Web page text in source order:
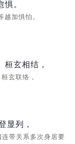
。
越加惧怕。
桓玄相结，
玄联络，
显列，
带关系多次身居要